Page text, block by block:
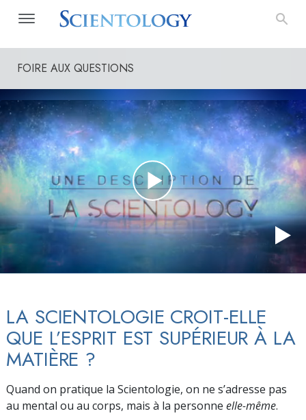
FOIRE AUX QUESTIONS
LA SCIENTOLOGIE CROIT-ELLE
QUE L’ESPRIT EST SUPÉRIEUR À LA
MATIÈRE ?
Quand on pratique la Scientologie, on ne s’adresse pas
au mental ou au corps, mais à la personne elle-même.